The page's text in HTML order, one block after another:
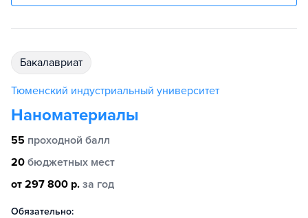
бакалавриат
Тюменский индустриальный университет
Наноматериалы
55 проходной балл
20 бюджетных мест
от 297 800 р. за год
Обязательно: